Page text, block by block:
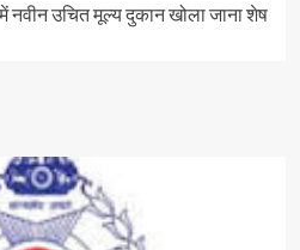
नवीन उचित मूल्य दुकान खोला जाना शेष